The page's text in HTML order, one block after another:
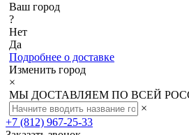
Ваш город
?
Нет
Да
Подробнее о доставке
Изменить город
×
МЫ ДОСТАВЛЯЕМ ПО ВСЕЙ
×
+7 (812) 967-25-33